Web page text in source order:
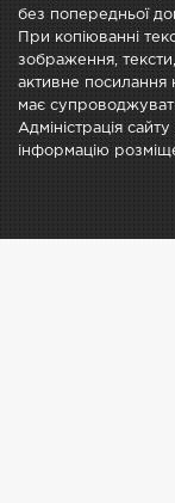
без попередньої
При копіюванні
зображення,
активне посилання
має
Адміністрація
інформацію